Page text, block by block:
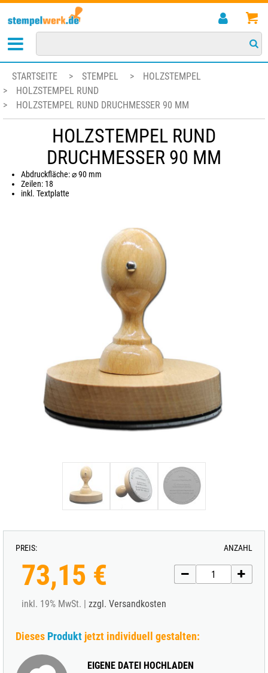
STARTSEITE > STEMPEL >
HOLZSTEMPEL
>
HOLZSTEMPEL RUND
>
HOLZSTEMPEL RUND DRUCHMESSER 90 MM
HOLZSTEMPEL RUND
DRUCHMESSER 90 MM
Abdruckfläche: ⌀ 90 mm
Zeilen: 18
inkl. Textplatte
PREIS:
73,15 €
inkl. 19% MwSt. | zzgl. Versandkosten
ANZAHL
Dieses Produkt jetzt individuell gestalten:
EIGENE DATEI HOCHLADEN